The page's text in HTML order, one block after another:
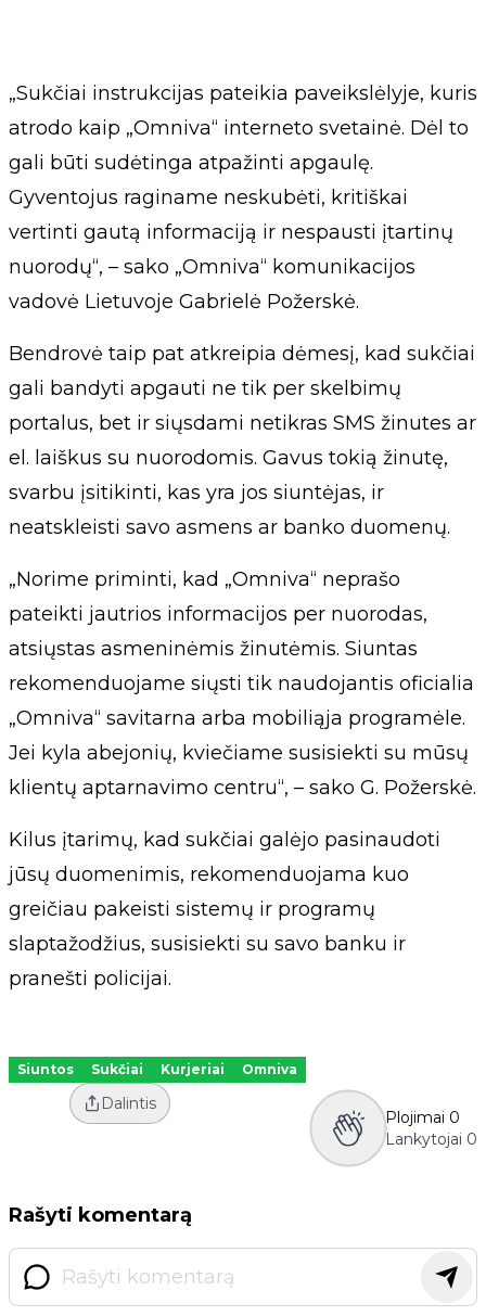
„Sukčiai instrukcijas pateikia paveikslėlyje, kuris
atrodo kaip „Omniva“ interneto svetainė. Dėl to
gali būti sudėtinga atpažinti apgaulę.
Gyventojus raginame neskubėti, kritiškai
vertinti gautą informaciją ir nespausti įtartinų
nuorodų“, – sako „Omniva“ komunikacijos
vadovė Lietuvoje Gabrielė Požerskė.
Bendrovė taip pat atkreipia dėmesį, kad sukčiai
gali bandyti apgauti ne tik per skelbimų
portalus, bet ir siųsdami netikras SMS žinutes ar
el. laiškus su nuorodomis. Gavus tokią žinutę,
svarbu įsitikinti, kas yra jos siuntėjas, ir
neatskleisti savo asmens ar banko duomenų.
„Norime priminti, kad „Omniva“ neprašo
pateikti jautrios informacijos per nuorodas,
atsiųstas asmeninėmis žinutėmis. Siuntas
rekomenduojame siųsti tik naudojantis oficialia
„Omniva“ savitarna arba mobiliąja programėle.
Jei kyla abejonių, kviečiame susisiekti su mūsų
klientų aptarnavimo centru“, – sako G. Požerskė.
Kilus įtarimų, kad sukčiai galėjo pasinaudoti
jūsų duomenimis, rekomenduojama kuo
greičiau pakeisti sistemų ir programų
slaptažodžius, susisiekti su savo banku ir
pranešti policijai.
Siuntos Sukčiai Kurjeriai Omniva
Dalintis
Plojimai 0
Lankytojai 0
Rašyti komentarą